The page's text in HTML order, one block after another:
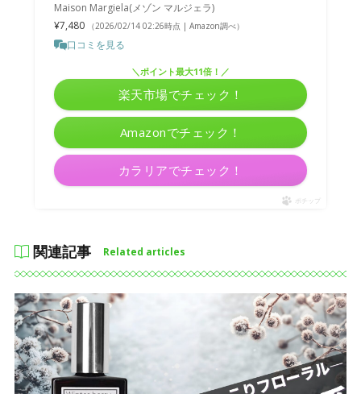
Maison Margiela(メゾン マルジェラ)
¥7,480
（2026/02/14 02:26時点 | Amazon調べ）
口コミを見る
Amazonでチェック！
＼ポイント最大11倍！／
楽天市場でチェック！
カラリアでチェック！
ポチップ
関連記事 Related articles